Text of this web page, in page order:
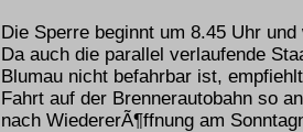
Die Sperre beginnt um 8.45 Uhr
Da auch die parallel verlaufende
Blumau nicht befahrbar ist,
Fahrt auf der Brennerautobahn so
nach WiedererÃ¶ffnung am